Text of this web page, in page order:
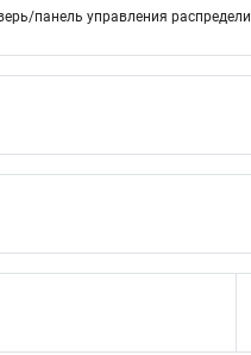
панель управления